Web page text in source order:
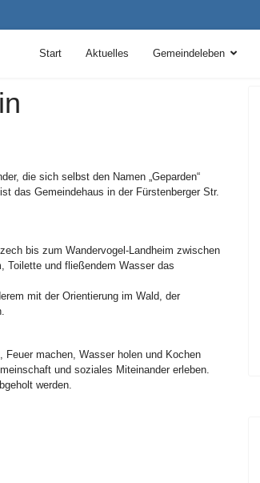
Start Aktuelles Gemeindeleben
die sich selbst den Namen „Geparden“
das Gemeindehaus in der Fürstenberger Str.
bis zum Wandervogel-Landheim zwischen
Toilette und fließendem Wasser das
mit der Orientierung im Wald, der
machen, Wasser holen und Kochen
und soziales Miteinander erleben.
werden.